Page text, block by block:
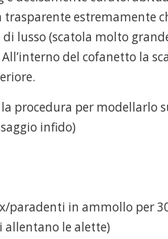
estremamente
lusso (scatola molto
del cofanetto la
procedura per modellarlo
infido)
paradenti in ammollo per
allentano le alette)